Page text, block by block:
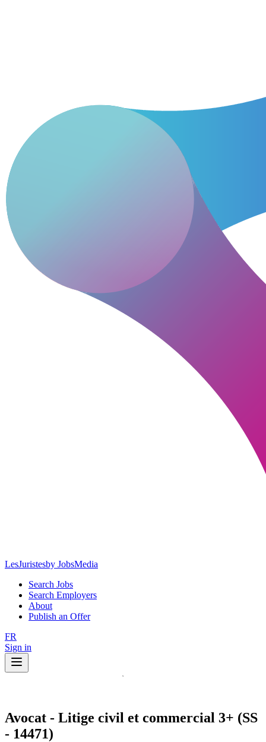
LesJuristesby JobsMedia
Search Jobs
Search Employers
About
Publish an Offer
FR
Sign in
Avocat - Litige civil et commercial 3+ (SS
- 14471)